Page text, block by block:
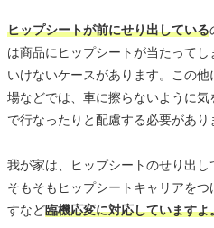
ヒップシートが前にせり出している
は商品にヒップシートが当たって
いけないケースがあります。この
場などでは、車に擦らないように
で行なったりと配慮する必要があり
我が家は、ヒップシートのせり出し
そもそもヒップシートキャリアを
すなど臨機応変に対応していますよ